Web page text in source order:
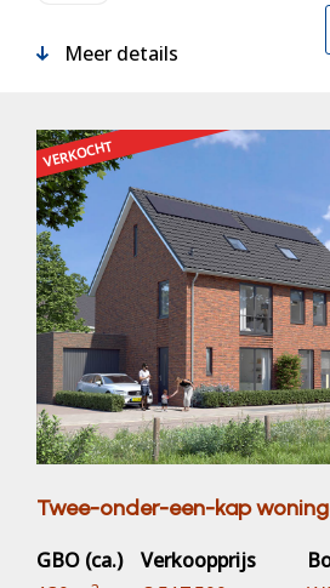
Meer details
VERKOCHT
Twee-onder-een-kap
GBO (ca.)
Verkoopprijs